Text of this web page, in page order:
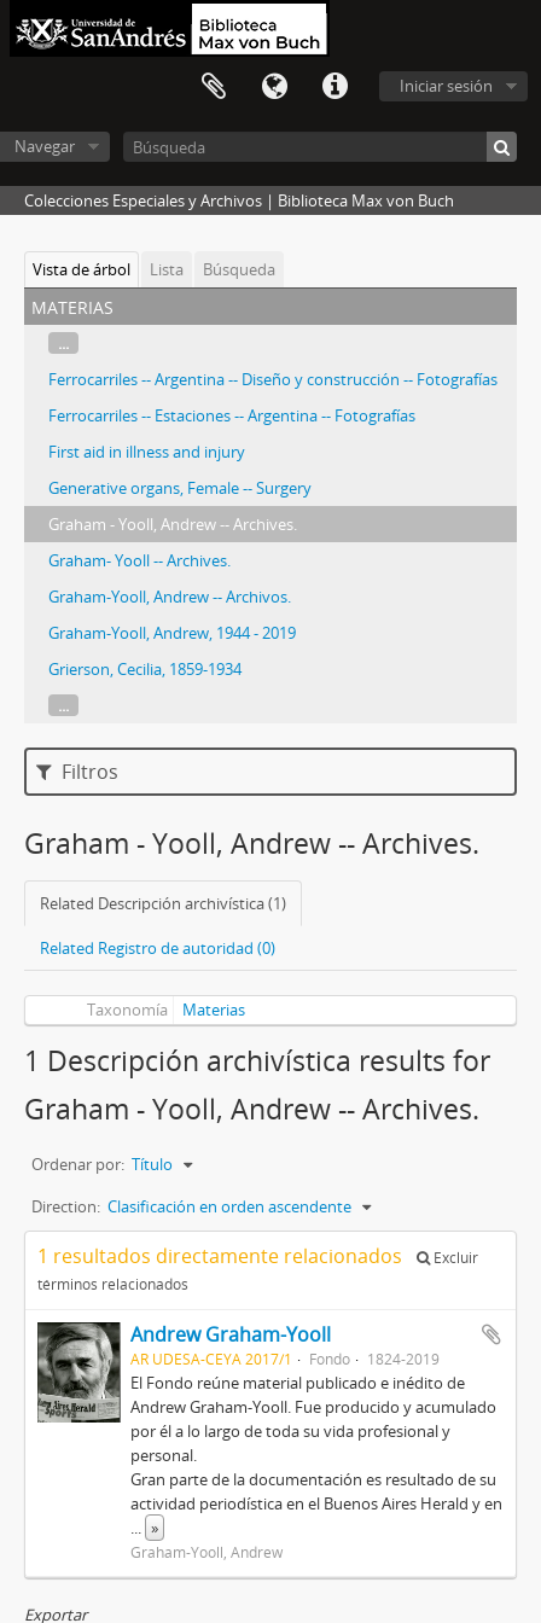
Iniciar sesión
Navegar
Colecciones Especiales y Archivos | Biblioteca Max von Buch
Vista de árbol Lista Búsqueda
materias
...
Ferrocarriles -- Argentina -- Diseño y construcción -- Fotografías
Ferrocarriles -- Estaciones -- Argentina -- Fotografías
First aid in illness and injury
Generative organs, Female -- Surgery
Graham - Yooll, Andrew -- Archives.
Graham- Yooll -- Archives.
Graham-Yooll, Andrew -- Archivos.
Graham-Yooll, Andrew, 1944 - 2019
Grierson, Cecilia, 1859-1934
...
Filtros
Graham - Yooll, Andrew -- Archives.
Related Descripción archivística (1)
Related Registro de autoridad (0)
Taxonomía Materias
1 Descripción archivística results for
Graham - Yooll, Andrew -- Archives.
Ordenar por: Título
Direction: Clasificación en orden ascendente
1 resultados directamente relacionados
Excluir
términos relacionados
Andrew Graham-Yooll
AR UDESA-CEYA 2017/1 Fondo 1824-2019
El Fondo reúne material publicado e inédito de
Andrew Graham-Yooll. Fue producido y acumulado
por él a lo largo de toda su vida profesional y
personal.
Gran parte de la documentación es resultado de su
actividad periodística en el Buenos Aires Herald y en
... »
Graham-Yooll, Andrew
Exportar